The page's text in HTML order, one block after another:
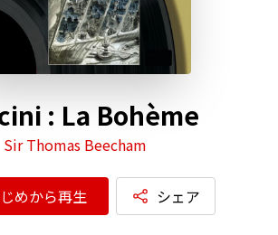
: La Bohème
Sir Thomas Beecham
めから再生 シェア